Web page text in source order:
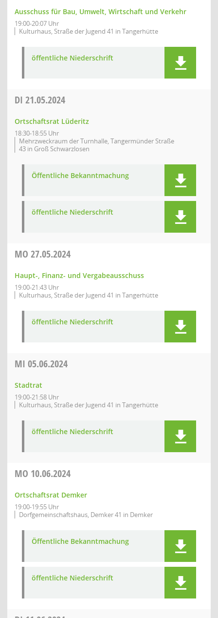
Ausschuss für Bau, Umwelt, Wirtschaft und Verkehr
19:00-20:07 Uhr
Kulturhaus, Straße der Jugend 41 in Tangerhütte
öffentliche Niederschrift
DI 21.05.2024
Ortschaftsrat Lüderitz
18:30-18:55 Uhr
Mehrzweckraum der Turnhalle, Tangermünder Straße
43 in Groß Schwarzlosen
Öffentliche Bekanntmachung
öffentliche Niederschrift
MO 27.05.2024
Haupt-, Finanz- und Vergabeausschuss
19:00-21:43 Uhr
Kulturhaus, Straße der Jugend 41 in Tangerhütte
öffentliche Niederschrift
MI 05.06.2024
Stadtrat
19:00-21:58 Uhr
Kulturhaus, Straße der Jugend 41 in Tangerhütte
öffentliche Niederschrift
MO 10.06.2024
Ortschaftsrat Demker
19:00-19:55 Uhr
Dorfgemeinschaftshaus, Demker 41 in Demker
Öffentliche Bekanntmachung
öffentliche Niederschrift